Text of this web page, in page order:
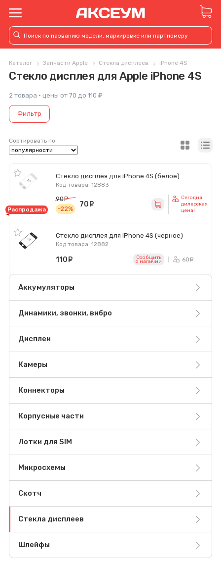
Каталог Запчасти Apple Стекла дисплеев iPhone 4S
Стекло дисплея для Apple iPhone 4S
2 товара · цены от 70 до 110 ₽
Фильтр
Сортировать по
Стекло дисплея для iPhone 4S (белое)
Код товара: 12883
Распродажа
90
руб.
-22%
70
Сегодня
дилерская
цена!
Стекло дисплея для iPhone 4S (черное)
Код товара: 12882
110 Сообщить
o наличии 60
Аккумуляторы
Динамики, звонки, вибро
Дисплеи
Камеры
Коннекторы
Корпусные части
Лотки для SIM
Микросхемы
Скотч
Стекла дисплеев
Шлейфы